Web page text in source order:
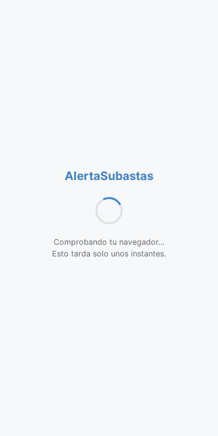
AlertaSubastas
Comprobando tu navegador…
Esto tarda solo unos instantes.